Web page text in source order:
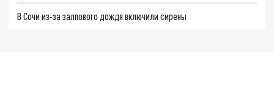
В Сочи из-за залпового дождя включили сирены